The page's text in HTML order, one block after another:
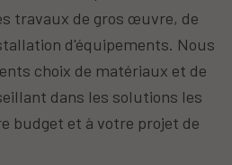
travaux de gros œuvre, de
d'équipements. Nous
choix de matériaux et de
dans les solutions les
budget et à votre projet de